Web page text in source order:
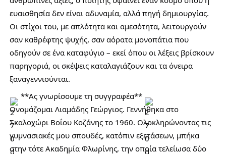
ευαισθησία δεν είναι αδυναμία, αλλά πηγή δημιουργίας.
Οι στίχοι του, με απλότητα και αμεσότητα, λειτουργούν
σαν καθρέφτης ψυχής, σαν αόρατα μονοπάτια που
οδηγούν σε ένα καταφύγιο – εκεί όπου οι λέξεις βρίσκουν
παρηγοριά, οι σκέψεις καταλαγιάζουν και τα όνειρα
ξαναγεννιούνται.
**Ας γνωρίσουμε τη συγγραφέα**
Ονομάζομαι Λιαμάδης Γεώργιος. Γεννήθηκα στο
Σκαλοχώρι Βοΐου Κοζάνης το 1960. Ολοκληρώνοντας τις
γυμνασιακές μου σπουδές, κατόπιν εξετάσεων, μπήκα
στην τότε Ακαδημία Φλωρίνης, την οποία τελείωσα δύο